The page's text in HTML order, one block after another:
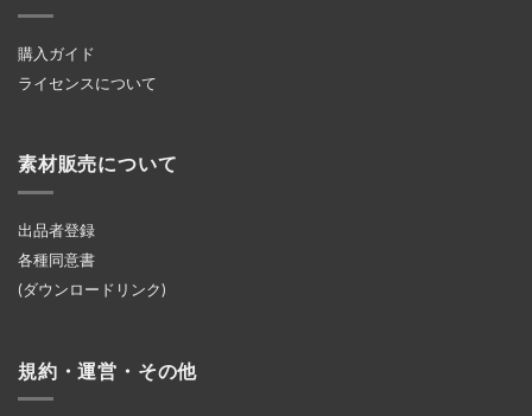
購入ガイド
ライセンスについて
素材販売について
出品者登録
各種同意書
(ダウンロードリンク)
規約・運営・その他